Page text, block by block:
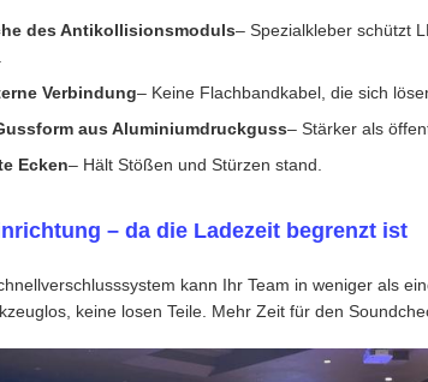
des Antikollisionsmoduls– Spezialkleber schützt
Verbindung– Keine Flachbandkabel, die sich
aus Aluminiumdruckguss– Stärker als
Ecken– Hält Stößen und Stürzen stand.
– da die Ladezeit begrenzt ist
kann Ihr Team in weniger als
keine losen Teile. Mehr Zeit für den